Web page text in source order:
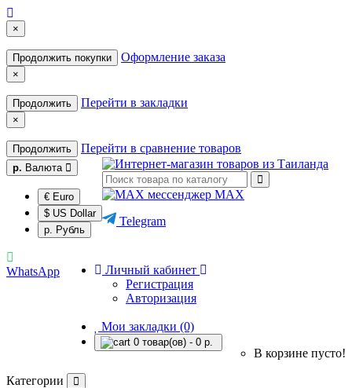
×
Продолжить покупки Оформление заказа
×
Продолжить Перейти в закладки
×
Продолжить Перейти в сравнение товаров
р. Валюта
€ Euro
$ US Dollar
р. Рубль
Личный кабинет
Регистрация
Авторизация
Мои закладки (0)
0 товар(ов) - 0 р.
В корзине пусто!
MAX
Telegram
WhatsApp
Категории